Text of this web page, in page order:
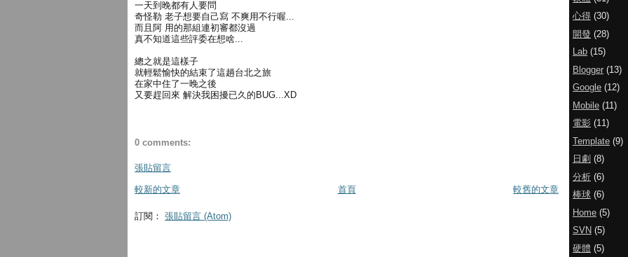
一天到晚都有人要問
奇怪勒 老子想要自己寫 不爽用不行喔...
而且阿 用的那組連初審都沒過
真不知道這些評委在想啥...
總之就是這樣子
就輕鬆愉快的結束了這趟台北之旅
在家中住了一晚之後
又要趕回來 解決我困擾已久的BUG...XD
0 comments:
張貼留言
較新的文章 較舊的文章
首頁
訂閱： 張貼留言 (Atom)
心得 (30)
開發 (28)
Lab (15)
Blogger (13)
Google (12)
Mobile (11)
電影 (11)
Template (9)
日劇 (8)
分析 (6)
棒球 (6)
Home (5)
SVN (5)
硬體 (5)